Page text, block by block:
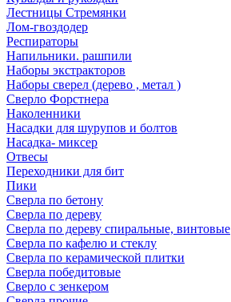
Лестницы Стремянки
Лом-гвоздодер
Респираторы
Напильники. рашпили
Наборы экстракторов
Наборы сверел (дерево , метал )
Сверло Форстнера
Наколенники
Насадки для шурупов и болтов
Насадка- миксер
Отвесы
Переходники для бит
Пики
Сверла по бетону
Сверла по дереву
Сверла по дереву спиральные, винтовые
Сверла по кафелю и стеклу
Сверла по керамической плитки
Сверла победитовые
Сверло с зенкером